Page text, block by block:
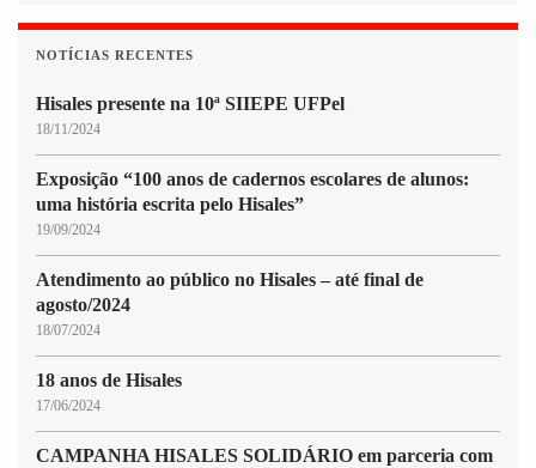
NOTÍCIAS RECENTES
Hisales presente na 10ª SIIEPE UFPel
18/11/2024
Exposição “100 anos de cadernos escolares de alunos:
uma história escrita pelo Hisales”
19/09/2024
Atendimento ao público no Hisales – até final de
agosto/2024
18/07/2024
18 anos de Hisales
17/06/2024
CAMPANHA HISALES SOLIDÁRIO em parceria com